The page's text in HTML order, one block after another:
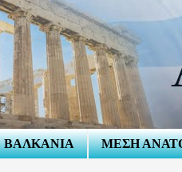
ΒΑΛΚΑΝΙΑ ΜΕΣΗ